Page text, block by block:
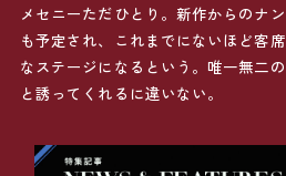
メセニーただひとり。新作からのナ
も予定され、これまでにないほど客
なステージになるという。唯一無二
と誘ってくれるに違いない。